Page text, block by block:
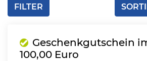
FILTER
Geschenkgutschein
100,00 Euro